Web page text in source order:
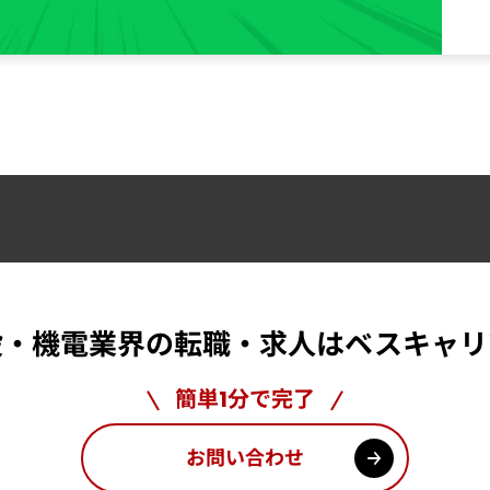
機電業界の転職・求人はベスキャ
簡単1分で完了
お問い合わせ